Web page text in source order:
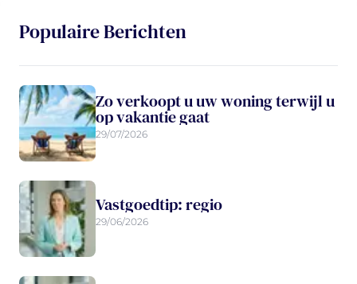
Populaire Berichten
Zo verkoopt u uw woning terwijl u
op vakantie gaat
29/07/2026
Vastgoedtip: regio
29/06/2026